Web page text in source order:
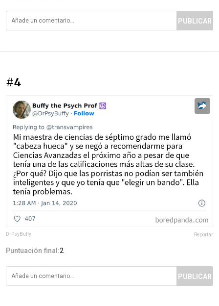
PUBLICAR
#4
DrPsyBuffy Reportar
Puntuación final:2
PUBLICAR